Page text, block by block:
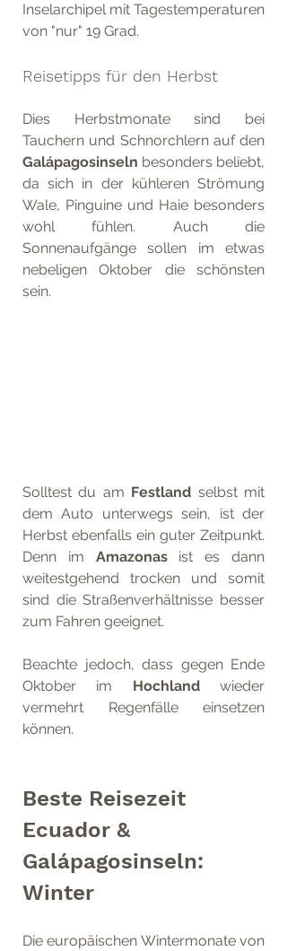
Inselarchipel mit Tagestemperaturen
von "nur" 19 Grad.
Reisetipps für den Herbst
Dies Herbstmonate sind bei
Galápagosinseln besonders beliebt,
da sich in der kühleren Strömung
Wale, Pinguine und Haie besonders
wohl fühlen. Auch die
Sonnenaufgänge sollen im etwas
nebeligen Oktober die schönsten
sein.
Solltest du am Festland selbst mit
dem Auto unterwegs sein, ist der
Herbst ebenfalls ein guter Zeitpunkt.
Denn im Amazonas ist es dann
weitestgehend trocken und somit
sind die Straßenverhältnisse besser
zum Fahren geeignet.
Beachte jedoch, dass gegen Ende
Oktober im Hochland wieder
vermehrt Regenfälle einsetzen
können.
Beste Reisezeit
Ecuador &
Galápagosinseln:
Winter
Die europäischen Wintermonate von